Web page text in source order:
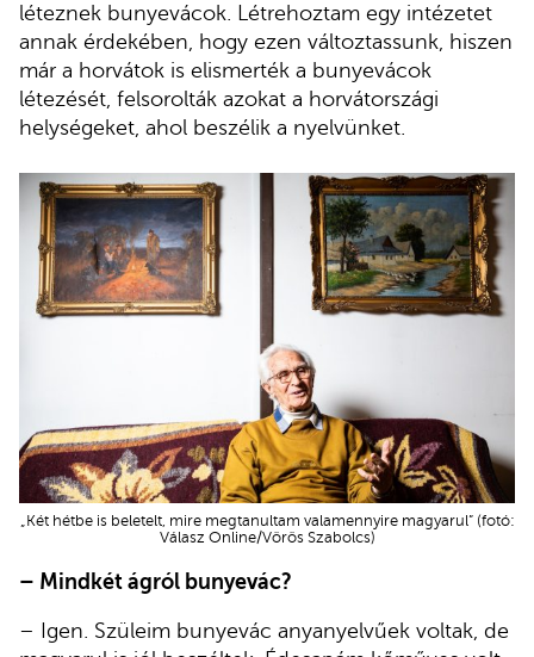
léteznek bunyevácok. Létrehoztam egy intézetet
annak érdekében, hogy ezen változtassunk, hiszen
már a horvátok is elismerték a bunyevácok
létezését, felsorolták azokat a horvátországi
helységeket, ahol beszélik a nyelvünket.
„Két hétbe is beletelt, mire megtanultam valamennyire magyarul” (fotó:
Válasz Online/Vörös Szabolcs)
– Mindkét ágról bunyevác?
– Igen. Szüleim bunyevác anyanyelvűek voltak, de